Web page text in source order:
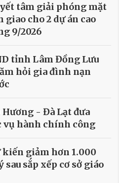
tâm giải phóng mặt
giao cho 2 dự án cao
9/2026
tỉnh Lâm Đồng Lưu
hỏi gia đình nạn
Hương - Đà Lạt đưa
vụ hành chính công
giảm hơn 1.000
sau sắp xếp cơ sở giáo